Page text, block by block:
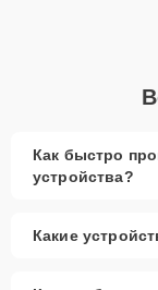
Как быстро
устройства?
Какие